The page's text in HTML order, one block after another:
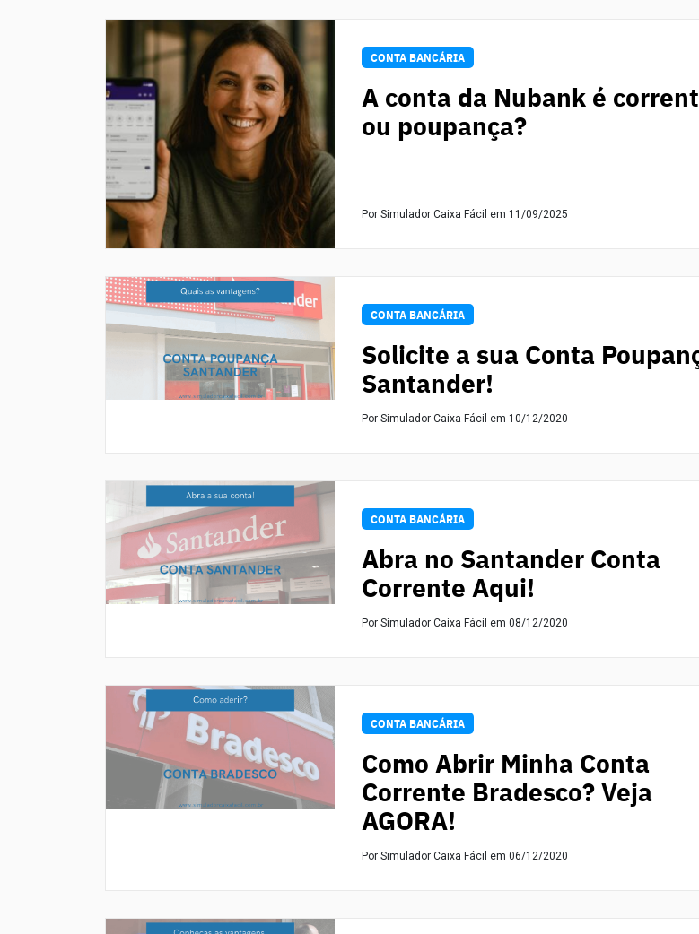
CONTA BANCÁRIA
A conta da Nubank é
ou poupança?
Por Simulador Caixa Fácil em 11/09/2025
CONTA BANCÁRIA
Solicite a sua Conta
Santander!
Por Simulador Caixa Fácil em 10/12/2020
CONTA BANCÁRIA
Abra no Santander Conta
Corrente Aqui!
Por Simulador Caixa Fácil em 08/12/2020
CONTA BANCÁRIA
Como Abrir Minha Conta
Corrente Bradesco? Veja
AGORA!
Por Simulador Caixa Fácil em 06/12/2020